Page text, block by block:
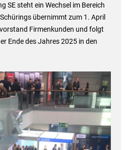
SE steht ein Wechsel im Bereich
übernimmt zum 1. April
Firmenkunden und folgt
Ende des Jahres 2025 in den